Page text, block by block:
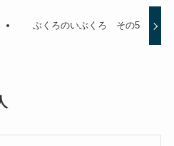
ぶくろのいぶくろ その5